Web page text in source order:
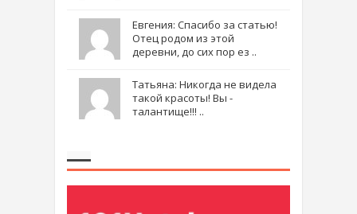
Евгения: Спасибо за статью!
Отец родом из этой
деревни, до сих пор ез ..
Татьяна: Никогда не видела
такой красоты! Вы -
талантище!!! ..